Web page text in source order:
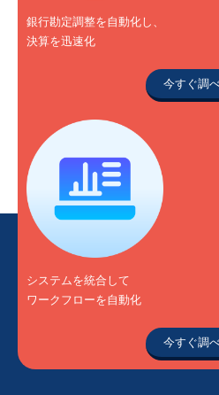
銀行勘定調整を自動化し、
決算を迅速化
今すぐ調
システムを統合して
ワークフローを自動化
今すぐ調